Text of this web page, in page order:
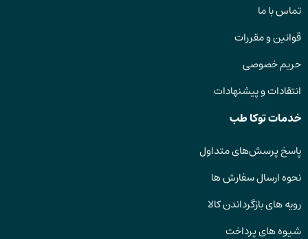
تماس با ما
قوانین و مقررات
حریم خصوصی
انتقادات و پیشنهادات
خدمات توکا طب
پاسخ پرسش‌های متداول
نحوه ارسال سفارش ها
رویه های بازگرداندن کالا
شیوه های پرداخت